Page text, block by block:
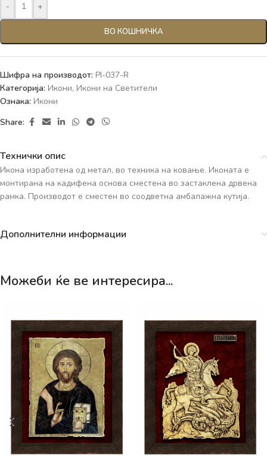
- +
ВО КОШНИЧКА
Шифра на производот: PI-037-R
Категорија: Икони, Икони на Светители
Ознака: Икони
Share:
Технички опис
Икона изработена од метал, во техника на ковање. Иконата е
монтирана на кадифена основа сместена во застаклена дрвена
рамка. Производот е сместен во соодветна амбалажна кутија.
Дополнителни информации
Можеби ќе ве интересира...